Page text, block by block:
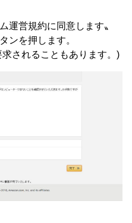
運営規約に同意します〟
ンを押します。
されることもあります。)